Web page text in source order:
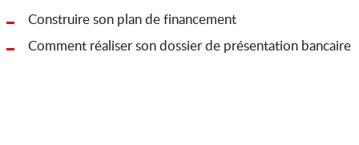
Construire son plan de financement
Comment réaliser son dossier de présentation bancaire